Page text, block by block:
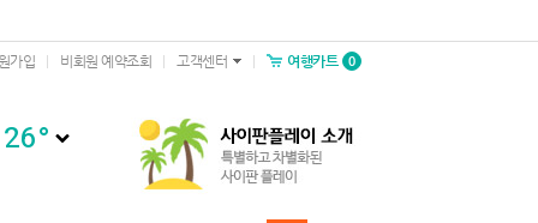
가입 비회원 예약조회 고객센터 여행카트 0
26°